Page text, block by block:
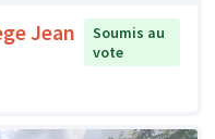
Jean
Soumis au
vote